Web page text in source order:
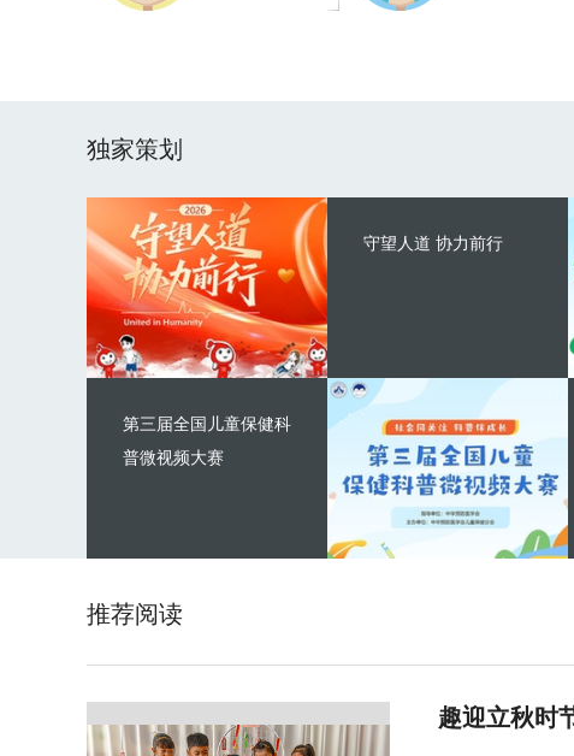
独家策划
守望人道 协力前行
第三届全国儿童保健科
普微视频大赛
推荐阅读
趣迎立秋时